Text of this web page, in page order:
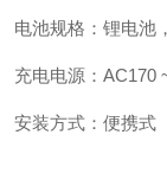
电池规格：锂电池
充电电源：AC170
安装方式：便携式